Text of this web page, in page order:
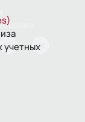
учетных